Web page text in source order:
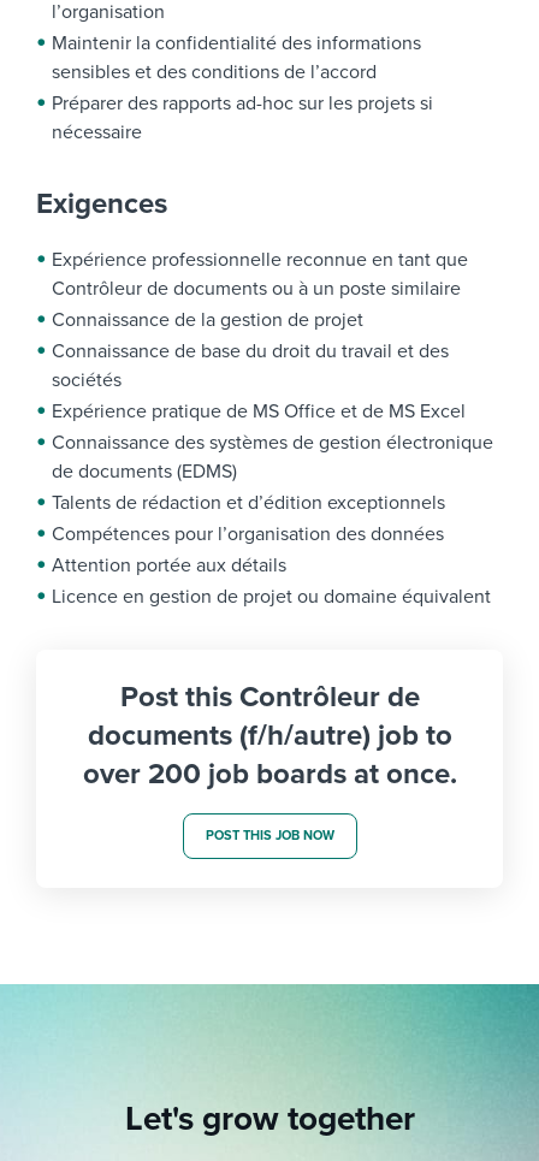
l’organisation
Maintenir la confidentialité des informations
sensibles et des conditions de l’accord
Préparer des rapports ad-hoc sur les projets si
nécessaire
Exigences
Expérience professionnelle reconnue en tant que
Contrôleur de documents ou à un poste similaire
Connaissance de la gestion de projet
Connaissance de base du droit du travail et des
sociétés
Expérience pratique de MS Office et de MS Excel
Connaissance des systèmes de gestion électronique
de documents (EDMS)
Talents de rédaction et d’édition exceptionnels
Compétences pour l’organisation des données
Attention portée aux détails
Licence en gestion de projet ou domaine équivalent
Post this Contrôleur de
documents (f/h/autre) job to
over 200 job boards at once.
POST THIS JOB NOW
Let's grow together